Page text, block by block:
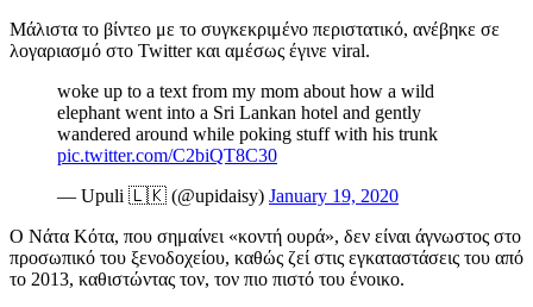
Μάλιστα το βίντεο με το συγκεκριμένο περιστατικό, ανέβηκε σε
λογαριασμό στο Twitter και αμέσως έγινε viral.
woke up to a text from my mom about how a wild
elephant went into a Sri Lankan hotel and gently
wandered around while poking stuff with his trunk
pic.twitter.com/C2biQT8C30
— Upuli 🇱🇰 (@upidaisy) January 19, 2020
Ο Νάτα Κότα, που σημαίνει «κοντή ουρά», δεν είναι άγνωστος στο
προσωπικό του ξενοδοχείου, καθώς ζεί στις εγκαταστάσεις του από
το 2013, καθιστώντας τον, τον πιο πιστό του ένοικο.